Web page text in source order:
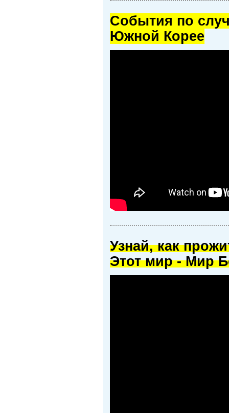
Cобытия по
Южной Корее
Узнай, как
Этот мир - Мир